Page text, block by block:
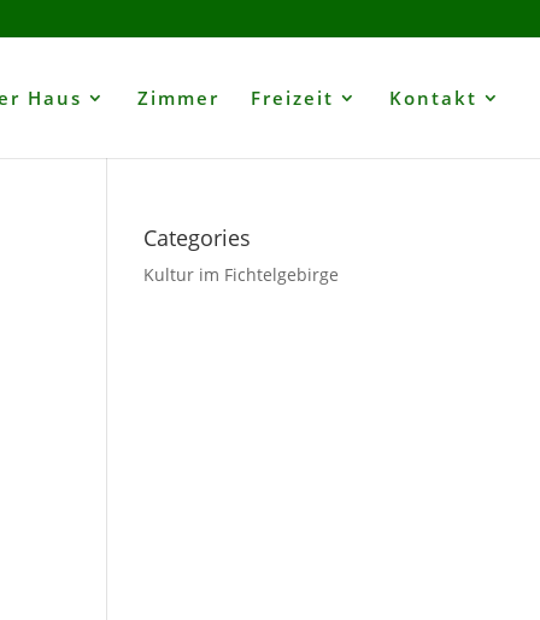
Haus Zimmer Freizeit Kontakt
Categories
Kultur im Fichtelgebirge